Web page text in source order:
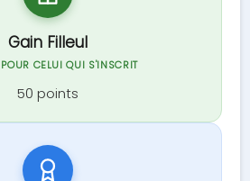
Gain Filleul
CELUI QUI S'INSCRIT
50 points